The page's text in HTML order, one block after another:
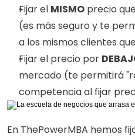
Fijar el MISMO precio
(es más seguro y te
a los mismos clientes
Fijar el precio por
mercado (te permitirá
competencia al fijar
En ThePowerMBA hemos